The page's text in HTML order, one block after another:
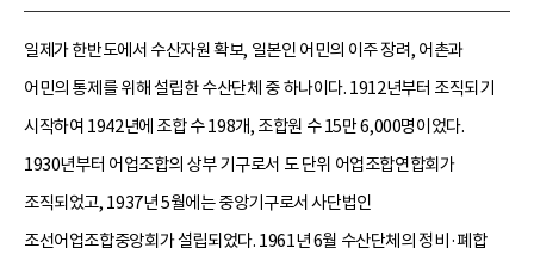
일제가 한반도에서 수산자원 확보, 일본인 어민의 이주 장려, 어촌과
어민의 통제를 위해 설립한 수산단체 중 하나이다. 1912년부터 조직되기
시작하여 1942년에 조합 수 198개, 조합원 수 15만 6,000명이었다.
1930년부터 어업조합의 상부 기구로서 도 단위 어업조합연합회가
조직되었고, 1937년 5월에는 중앙기구로서 사단법인
조선어업조합중앙회가 설립되었다. 1961년 6월 수산단체의 정비·폐합